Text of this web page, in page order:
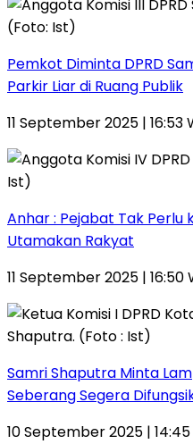
Pemkot Diminta DPRD
Parkir Liar di Ruang Publik
11 September 2025 | 16:53
Anhar : Pejabat Tak Perlu
Utamakan Rakyat
11 September 2025 | 16:50
Samri Shaputra Minta
Seberang Segera
10 September 2025 | 14:45